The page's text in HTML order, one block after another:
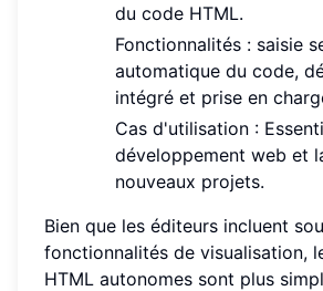
du code HTML.
Fonctionnalités : saisie
automatique du code,
intégré et prise en
Cas d'utilisation :
développement web et
nouveaux projets.
Bien que les éditeurs incluent
fonctionnalités de visualisation,
HTML autonomes sont plus